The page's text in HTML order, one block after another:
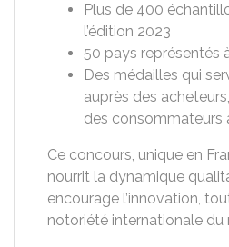
Plus de 400
l’édition 2023
50 pays représentés
Des médailles qui
auprès des
des consommateurs
Ce concours, unique en
nourrit la dynamique
encourage l’innovation,
notoriété internationale du